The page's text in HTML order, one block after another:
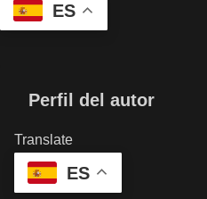
ES
Perfil del autor
Translate
ES